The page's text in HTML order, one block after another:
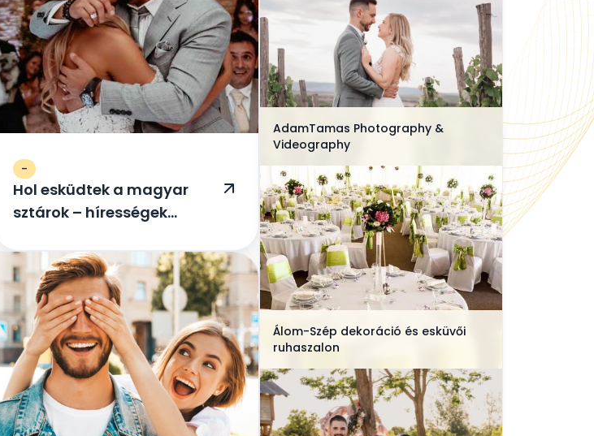
-
Hol esküdtek a magyar
sztárok – hírességek
AdamTamas Photography &
Videography
Álom-Szép dekoráció és esküvői
ruhaszalon